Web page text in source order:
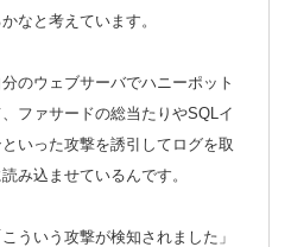
なと考えています。
のウェブサーバでハニーポット
ファサードの総当たりやSQLイ
いった攻撃を誘引してログを取
み込ませているんです。
ういう攻撃が検知されました」